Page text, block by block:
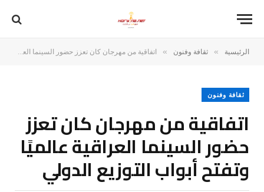
الرئيسية » ثقافة وفنون » اتفاقية من مهرجان كان تعزز حضور السينما العراقية عالميًا وتفتح أبواب التوزيع الدولي
ثقافة وفنون
اتفاقية من مهرجان كان تعزز
حضور السينما العراقية عالميًا
وتفتح أبواب التوزيع الدولي